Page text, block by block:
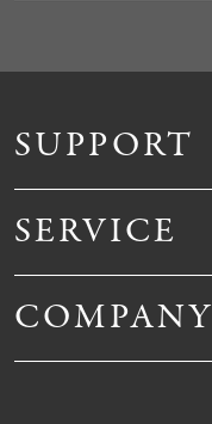
SUPPORT
SERVICE
COMPANY